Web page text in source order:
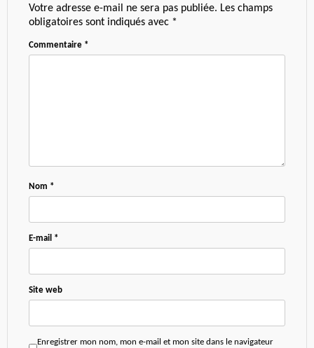
Votre adresse e-mail ne sera pas publiée. Les champs
obligatoires sont indiqués avec *
Commentaire *
Nom *
E-mail *
Site web
Enregistrer mon nom, mon e-mail et mon site dans le navigateur